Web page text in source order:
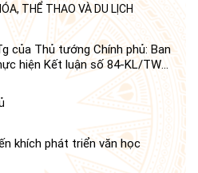
THỂ THAO VÀ DU LỊCH
của Thủ tướng Chính phủ: Ban
hiện Kết luận số 84-KL/TW
Bộ Chính trị tiếp tục thực
ngày 16 tháng 6 năm 2008
"tiếp tục xây dựng và phát triển
kỳ mới"
khích phát triển văn học